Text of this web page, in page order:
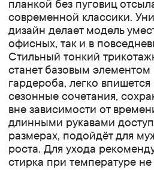
планкой без пуговиц
современной классики.
дизайн делает модель
офисных, так и в
Стильный тонкий
станет базовым
гардероба, легко
сезонные сочетания,
вне зависимости от
длинными рукавами
размерах, подойдёт для
роста. Для ухода
стирка при температуре